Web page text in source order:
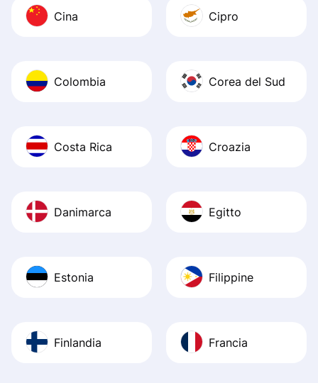
Cina Cipro
Colombia Corea del Sud
Costa Rica Croazia
Danimarca Egitto
Estonia Filippine
Finlandia Francia